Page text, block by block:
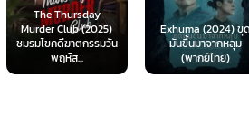
Exhuma (2024) ขุด
มันขึ้นมาจากหลุม
(พากย์ไทย)
Star Wars: The
Mandalorian and
Grogu (2026) แมน
ดาลอเรี่ยนและโกรกู...